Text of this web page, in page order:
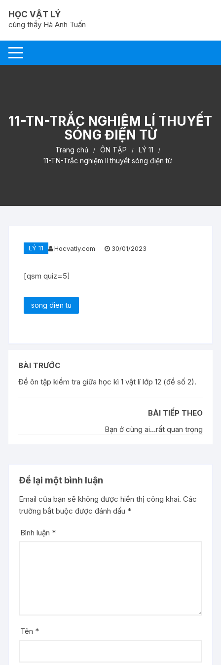
nội
dung
HỌC VẬT LÝ
cùng thầy Hà Anh Tuấn
11-TN-TRẮC NGHIỆM LÍ THUYẾT
SÓNG ĐIỆN TỪ
Trang chủ ÔN TẬP
LÝ 11
11-TN-Trắc nghiệm lí thuyết sóng điện từ
LÝ 11 Hocvatly.com 30/01/2023
[qsm quiz=5]
song dien tu
BÀI TRƯỚC
Đề ôn tập kiểm tra giữa học kì 1 vật lí lớp 12 (đề số 2).
BÀI TIẾP THEO
Bạn ở cùng ai...rất quan trọng
Để lại một bình luận
Email của bạn sẽ không được hiển thị công khai. Các
trường bắt buộc được đánh dấu *
Bình luận *
Tên *